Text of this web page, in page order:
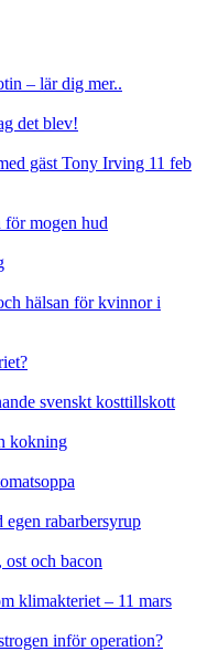
– lär dig mer..
det blev!
gäst Tony Irving 11 feb
för mogen hud
hälsan för kvinnor i
svenskt kosttillskott
kokning
egen rabarbersyrup
ost och bacon
klimakteriet – 11 mars
inför operation?